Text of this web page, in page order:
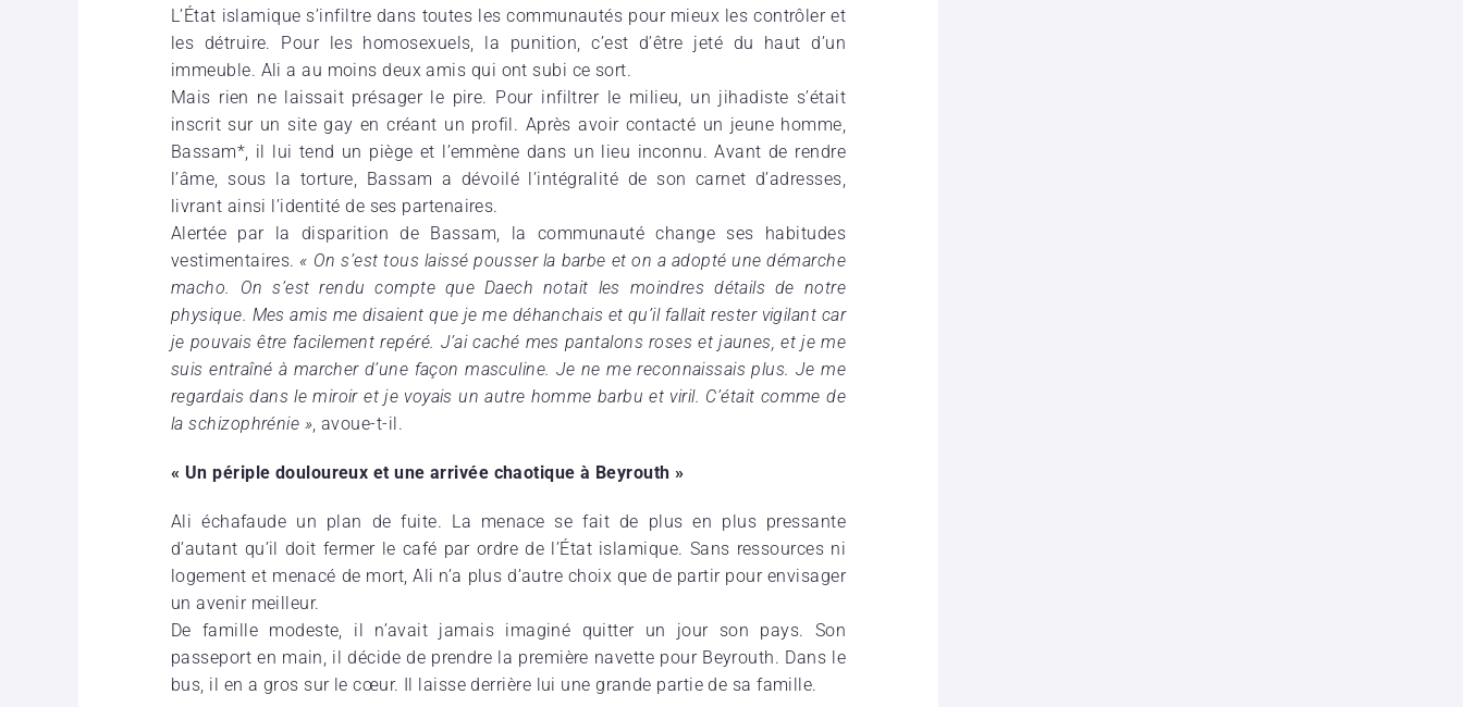
L’État islamique s’infiltre dans toutes les communautés pour mieux les contrôler et
les détruire. Pour les homosexuels, la punition, c’est d’être jeté du haut d’un
immeuble. Ali a au moins deux amis qui ont subi ce sort.
Mais rien ne laissait présager le pire. Pour infiltrer le milieu, un jihadiste s’était
inscrit sur un site gay en créant un profil. Après avoir contacté un jeune homme,
Bassam*, il lui tend un piège et l’emmène dans un lieu inconnu. Avant de rendre
l’âme, sous la torture, Bassam a dévoilé l’intégralité de son carnet d’adresses,
livrant ainsi l’identité de ses partenaires.
Alertée par la disparition de Bassam, la communauté change ses habitudes
vestimentaires. « On s’est tous laissé pousser la barbe et on a adopté une démarche
macho. On s’est rendu compte que Daech notait les moindres détails de notre
physique. Mes amis me disaient que je me déhanchais et qu’il fallait rester vigilant car
je pouvais être facilement repéré. J’ai caché mes pantalons roses et jaunes, et je me
suis entraîné à marcher d’une façon masculine. Je ne me reconnaissais plus. Je me
regardais dans le miroir et je voyais un autre homme barbu et viril. C’était comme de
la schizophrénie », avoue-t-il.
« Un périple douloureux et une arrivée chaotique à Beyrouth »
Ali échafaude un plan de fuite. La menace se fait de plus en plus pressante
d’autant qu’il doit fermer le café par ordre de l’État islamique. Sans ressources ni
logement et menacé de mort, Ali n’a plus d’autre choix que de partir pour envisager
un avenir meilleur.
De famille modeste, il n’avait jamais imaginé quitter un jour son pays. Son
passeport en main, il décide de prendre la première navette pour Beyrouth. Dans le
bus, il en a gros sur le cœur. Il laisse derrière lui une grande partie de sa famille.